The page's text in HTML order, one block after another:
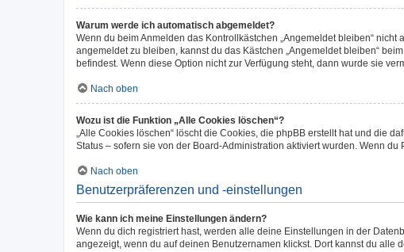
Warum werde ich automatisch abgemeldet?
Wenn du beim Anmelden das Kontrollkästchen „Angemeldet bleiben“
angemeldet zu bleiben, kannst du das Kästchen „Angemeldet bleiben“
befindest. Wenn diese Option nicht zur Verfügung steht, dann wurde sie
Nach oben
Wozu ist die Funktion „Alle Cookies löschen“?
„Alle Cookies löschen“ löscht die Cookies, die phpBB erstellt hat und die
Status – sofern sie von der Board-Administration aktiviert wurden. Wenn
Nach oben
Benutzerpräferenzen und -einstellungen
Wie kann ich meine Einstellungen ändern?
Wenn du dich registriert hast, werden alle deine Einstellungen in der
angezeigt, wenn du auf deinen Benutzernamen klickst. Dort kannst du alle